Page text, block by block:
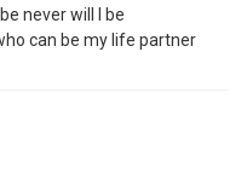
never will I be
can be my life partner